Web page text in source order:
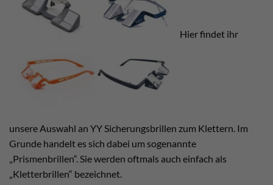
Hier findet ihr
unsere Auswahl an YY Sicherungsbrillen zum Klettern. Im
Grunde handelt es sich dabei um sogenannte
„Prismenbrillen“. Sie werden oftmals auch einfach als
„Kletterbrillen“ bezeichnet.